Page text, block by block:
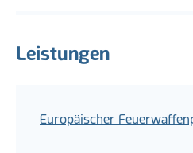
Leistungen
Europäischer